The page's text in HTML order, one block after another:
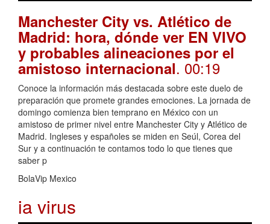
Manchester City vs. Atlético de
Madrid: hora, dónde ver EN VIVO
y probables alineaciones por el
amistoso internacional. 00:19
Conoce la información más destacada sobre este duelo de
preparación que promete grandes emociones. La jornada de
domingo comienza bien temprano en México con un
amistoso de primer nivel entre Manchester City y Atlético de
Madrid. Ingleses y españoles se miden en Seúl, Corea del
Sur y a continuación te contamos todo lo que tienes que
saber p
BolaVip Mexico
ia virus